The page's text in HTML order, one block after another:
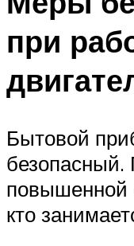
при
Бытовой
безопасный.
повышенной
кто